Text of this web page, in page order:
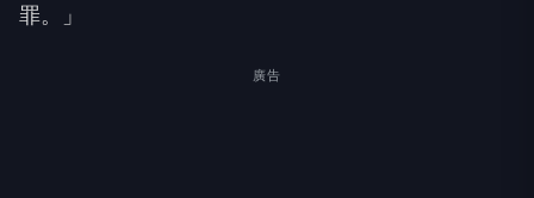
罪。」
廣告